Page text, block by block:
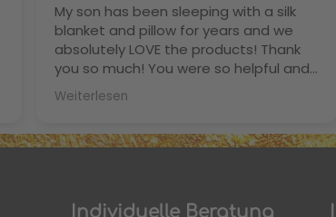
My son has been sleeping with a silk
blanket and pillow for years and we
absolutely LOVE the products! Thank
you so much! You were so helpful and
your advice invaluable and I can't wait
to get some for myself. Greetings
Weiterlesen
Individuelle Beratung